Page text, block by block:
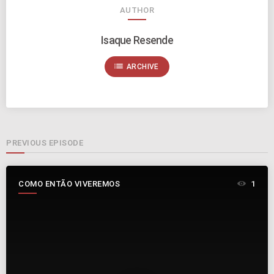
AUTHOR
Isaque Resende
list ARCHIVE
PREVIOUS EPISODE
COMO ENTÃO VIVEREMOS 1